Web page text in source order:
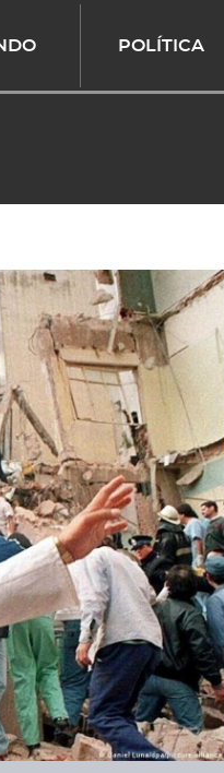
POLÍTICA